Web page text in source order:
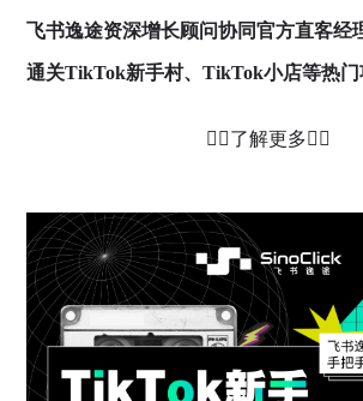
飞书逸途资深增长顾问协同官方直客经
通关TikTok新手村、TikTok小店等热门
👇🏻了解更多👇🏻